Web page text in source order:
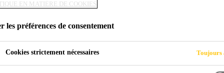
DE
EN MATIÈRE DE COOKIES
les préférences de consentement
Cookies strictement nécessaires Toujours